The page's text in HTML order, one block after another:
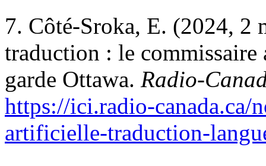
7. Côté-Sroka, E. (2024, 2
traduction : le
garde Ottawa. Radio-
https://ici.radio-canada.ca/
artificielle-traduction-